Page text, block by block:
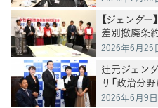
【ジェンダ
差別撤廃条
を受ける
2026年6月25
辻元ジェン
り「政治分
請を受ける
2026年6月9日